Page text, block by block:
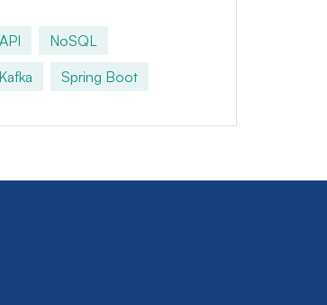
NoSQL
Kafka Spring Boot